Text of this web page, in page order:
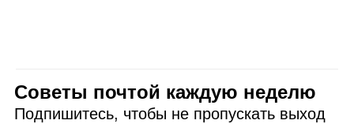
Советы почтой каждую неделю
Подпишитесь, чтобы не пропускать выход